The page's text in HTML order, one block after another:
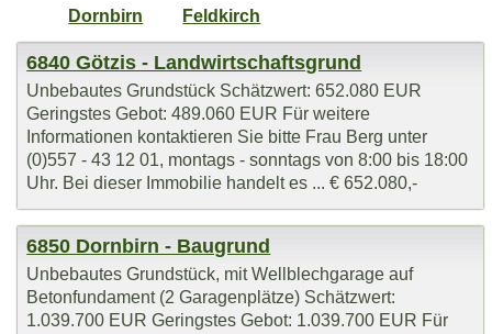
Dornbirn Feldkirch
6840 Götzis - Landwirtschaftsgrund
Unbebautes Grundstück Schätzwert: 652.080 EUR
Geringstes Gebot: 489.060 EUR Für weitere
Informationen kontaktieren Sie bitte Frau Berg unter
(0)557 - 43 12 01, montags - sonntags von 8:00 bis 18:00
Uhr. Bei dieser Immobilie handelt es ... € 652.080,-
6850 Dornbirn - Baugrund
Unbebautes Grundstück, mit Wellblechgarage auf
Betonfundament (2 Garagenplätze) Schätzwert:
1.039.700 EUR Geringstes Gebot: 1.039.700 EUR Für